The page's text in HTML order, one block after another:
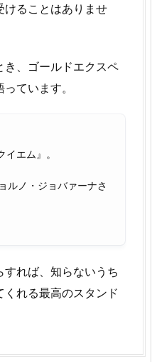
けることはありませ
き、ゴールドエクスペ
ています。
エム』。
ルノ・ジョバァーナさ
れば、知らないうち
れる最高のスタンド